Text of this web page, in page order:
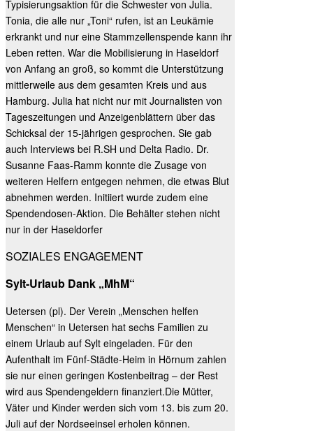
Typisierungsaktion für die Schwester von Julia.
Tonia, die alle nur „Toni“ rufen, ist an Leukämie
erkrankt und nur eine Stammzellenspende kann ihr
Leben retten. War die Mobilisierung in Haseldorf
von Anfang an groß, so kommt die Unterstützung
mittlerweile aus dem gesamten Kreis und aus
Hamburg. Julia hat nicht nur mit Journalisten von
Tageszeitungen und Anzeigenblättern über das
Schicksal der 15-jährigen gesprochen. Sie gab
auch Interviews bei R.SH und Delta Radio. Dr.
Susanne Faas-Ramm konnte die Zusage von
weiteren Helfern entgegen nehmen, die etwas Blut
abnehmen werden. Initiiert wurde zudem eine
Spendendosen-Aktion. Die Behälter stehen nicht
nur in der Haseldorfer
SOZIALES ENGAGEMENT
Sylt-Urlaub Dank „MhM“
Uetersen (pl). Der Verein „Menschen helfen
Menschen“ in Uetersen hat sechs Familien zu
einem Urlaub auf Sylt eingeladen. Für den
Aufenthalt im Fünf-Städte-Heim in Hörnum zahlen
sie nur einen geringen Kostenbeitrag – der Rest
wird aus Spendengeldern finanziert.Die Mütter,
Väter und Kinder werden sich vom 13. bis zum 20.
Juli auf der Nordseeinsel erholen können.